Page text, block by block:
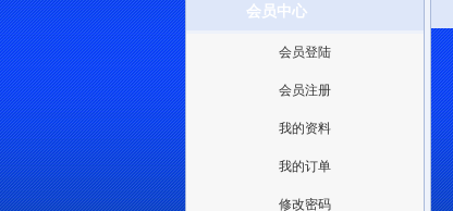
会员中心
会员登陆
会员注册
我的资料
我的订单
修改密码